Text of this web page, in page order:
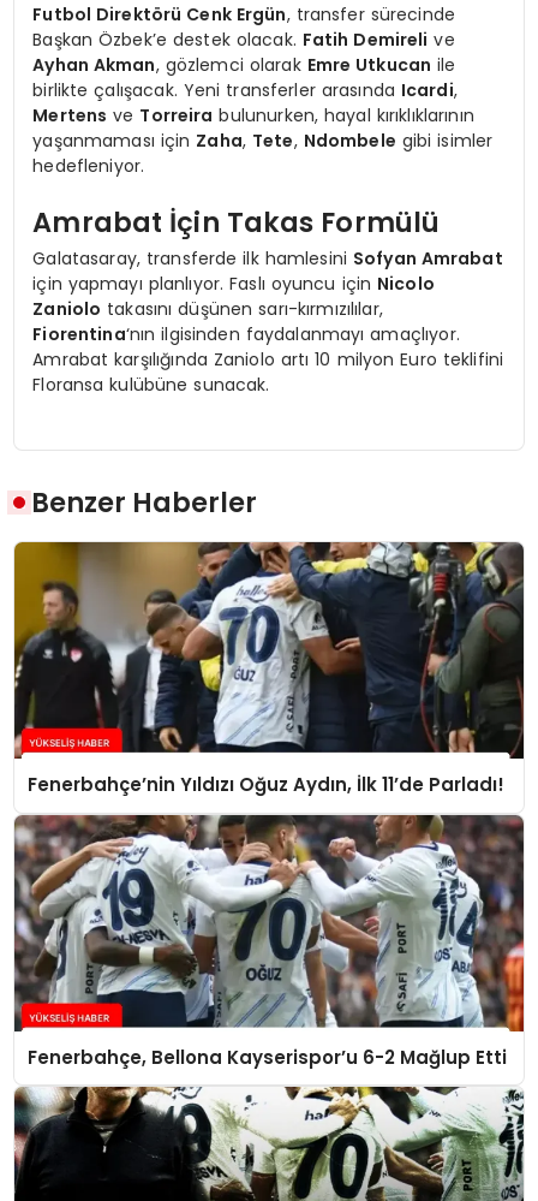
Futbol Direktörü Cenk Ergün, transfer sürecinde
Başkan Özbek’e destek olacak. Fatih Demireli ve
Ayhan Akman, gözlemci olarak Emre Utkucan ile
birlikte çalışacak. Yeni transferler arasında Icardi,
Mertens ve Torreira bulunurken, hayal kırıklıklarının
yaşanmaması için Zaha, Tete, Ndombele gibi isimler
hedefleniyor.
Amrabat İçin Takas Formülü
Galatasaray, transferde ilk hamlesini Sofyan Amrabat
için yapmayı planlıyor. Faslı oyuncu için Nicolo
Zaniolo takasını düşünen sarı-kırmızılılar,
Fiorentina‘nın ilgisinden faydalanmayı amaçlıyor.
Amrabat karşılığında Zaniolo artı 10 milyon Euro teklifini
Floransa kulübüne sunacak.
Benzer Haberler
Fenerbahçe’nin Yıldızı Oğuz Aydın, İlk 11’de Parladı!
Fenerbahçe, Bellona Kayserispor’u 6-2 Mağlup Etti